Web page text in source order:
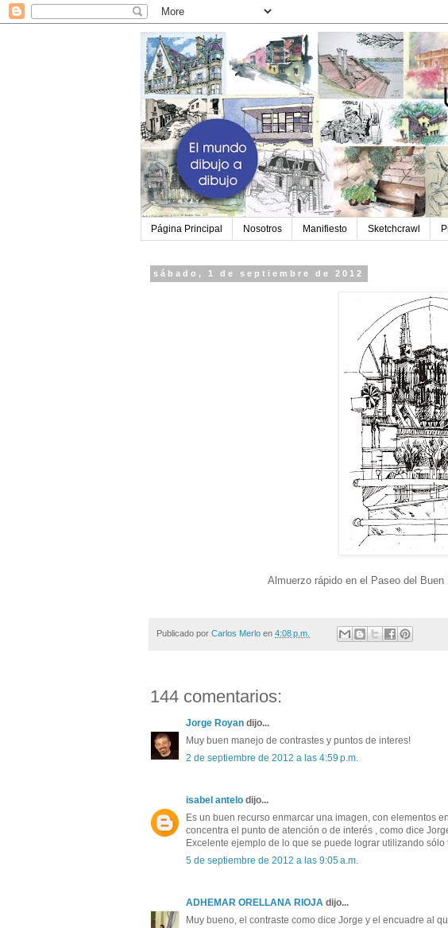
Página Principal Nosotros Manifiesto Sketchcrawl
sábado, 1 de septiembre de 2012
Almuerzo rápido en el Paseo del
Publicado por Carlos Merlo en 4:08 p.m.
144 comentarios:
Jorge Royan dijo...
Muy buen manejo de contrastes y puntos de interes!
2 de septiembre de 2012 a las 4:59 p.m.
isabel antelo dijo...
Es un buen recurso enmarcar una imagen, con elementos
concentra el punto de atención o de interés , como dice
Excelente ejemplo de lo que se puede lograr utilizando sólo
5 de septiembre de 2012 a las 9:05 a.m.
ADHEMAR ORELLANA RIOJA dijo...
Muy bueno, el contraste como dice Jorge y el encuadre al